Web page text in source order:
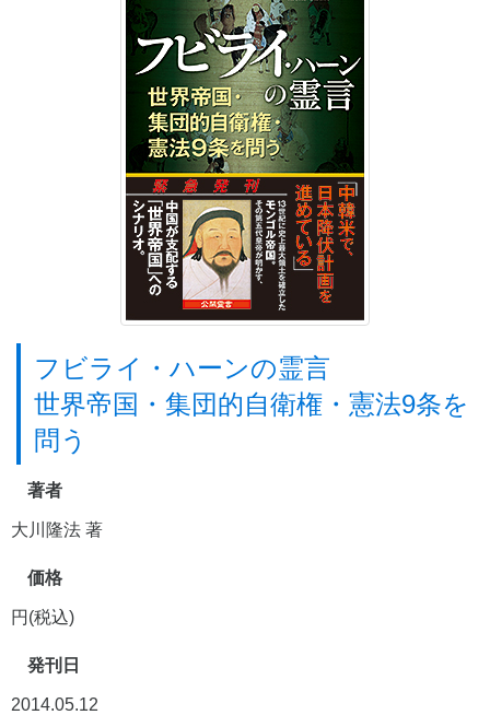
フビライ・ハーンの霊言
世界帝国・集団的自衛権・憲法9条を
問う
著者
大川隆法 著
価格
円(税込)
発刊日
2014.05.12